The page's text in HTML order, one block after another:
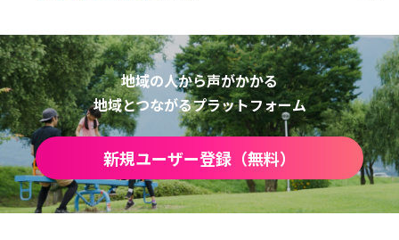
地域の人から声がかかる
地域とつながるプラットフォーム
新規ユーザー登録（無料）